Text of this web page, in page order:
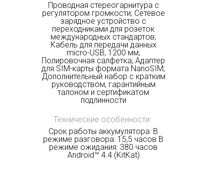
Проводная стереогарнитура с
регулятором громкости; Сетевое
зарядное устройство с
переходниками для розеток
международных стандартов;
Кабель для передачи данных
micro-USB, 1200 мм;
Полировочная салфетка; Адаптер
для SIM-карты формата NanoSIM;
Дополнительный набор с кратким
руководством, гарантийным
талоном и сертификатом
подлинности
Технические особенности:
Срок работы аккумулятора: В
режиме разговора: 15,5 часов В
режиме ожидания: 380 часов
Android™ 4.4 (KitKat)